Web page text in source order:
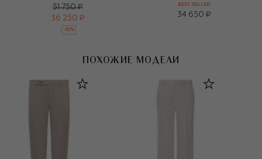
51 750 ₽
36 250 ₽
-30%
BEST-SELLER
34 650 ₽
ПОХОЖИЕ МОДЕЛИ